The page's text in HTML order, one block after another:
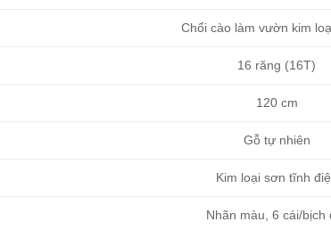
Chổi cào làm vườn kim
16 răng (16T)
120 cm
Gỗ tự nhiên
Kim loại sơn tĩnh
Nhãn màu, 6 cái/bịch